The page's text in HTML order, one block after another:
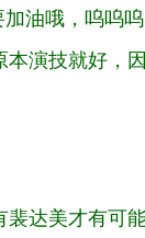
油哦，呜呜呜
演技就好，
达美才有可